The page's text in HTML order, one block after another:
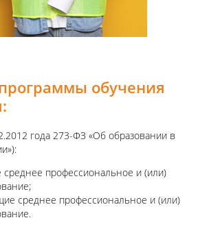
обучения
года 273-ФЗ «Об образовании в
профессиональное и (или)
среднее профессиональное и (или)